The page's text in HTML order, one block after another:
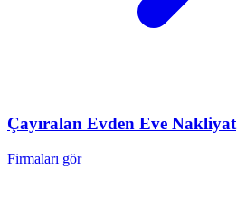
Çayıralan Evden Eve Nakliyat
Firmaları gör